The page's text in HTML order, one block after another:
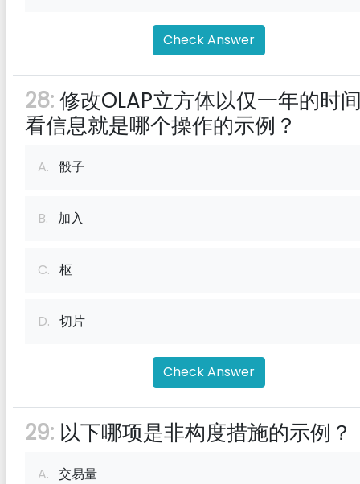
Check Answer
28:修改OLAP立方体以仅一年的时
看信息就是哪个操作的示例？
A. 骰子
B. 加入
C. 枢
D. 切片
Check Answer
29: 以下哪项是非构度措施的示例？
A. 交易量